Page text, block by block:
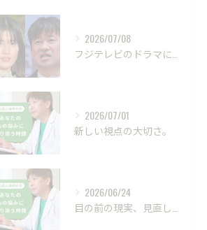
2026/07/08
2026/07/01
新しい視点の大切さ。
2026/06/24